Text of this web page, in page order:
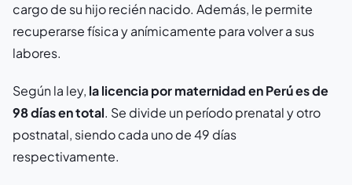
cargo de su hijo recién nacido. Además, le permite
recuperarse física y anímicamente para volver a sus
labores.
Según la ley, la licencia por maternidad en Perú es de
98 días en total. Se divide un período prenatal y otro
postnatal, siendo cada uno de 49 días
respectivamente.